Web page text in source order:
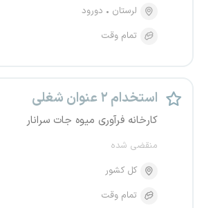
لرستان
دورود
تمام وقت
استخدام ۲ عنوان شغلی
کارخانه فرآوری میوه جات سرانار
منقضی شده
کل کشور
تمام وقت